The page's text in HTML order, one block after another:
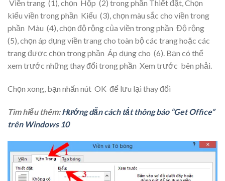
Viền trang (1), chọn Hộp (2) trong phần Thiết đặt, Chọn
kiểu viền trong phần Kiểu (3), chọn màu sắc cho viền trong
phần Màu (4), chọn độ rộng của viền trong phần Độ rộng
(5), chọn áp dụng viền trang cho toàn bộ các trang hoặc các
trang được chọn trong phần Áp dụng cho (6). Bạn có thể
xem trước những thay đổi trong phần Xem trước bên phải.
Chọn xong, bạn nhấn nút OK để lưu lại thay đổi
Tìm hiểu thêm:Hướng dẫn cách tắt thông báo “Get Office”
trên Windows 10